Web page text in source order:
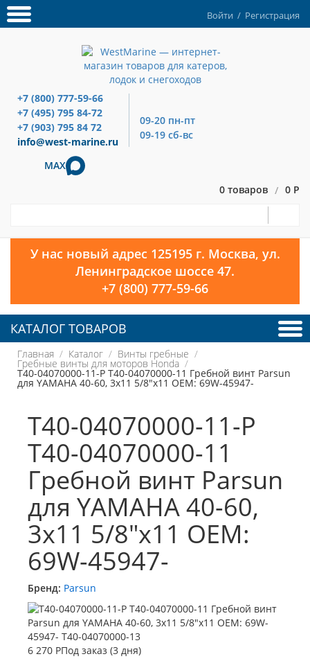
Войти / Регистрация
+7 (800) 777-59-66
+7 (495) 795 84-72
+7 (903) 795 84 72
info@west-marine.ru
09-20 пн-пт
09-19 сб-вс
MAX
0 товаров / 0 Р
У нас новый адрес 125195 г. Москва, ул.
Ленинградское шоссе 47.
+7 (800) 777-59-66
КАТАЛОГ ТОВАРОВ
Главная Каталог Винты гребные
Гребные винты для моторов Honda
T40-04070000-11-P T40-04070000-11 Гребной винт Parsun
для YAMAHA 40-60, 3x11 5/8"x11 OEM: 69W-45947-
T40-04070000-11-P
T40-04070000-11
Гребной винт Parsun
для YAMAHA 40-60,
3x11 5/8"x11 OEM:
69W-45947-
Бренд: Parsun
6 270 РПод заказ (3 дня)